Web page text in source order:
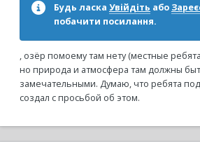
Будь ласка Увійдіть або
побачити посилання.
, озёр помоему там нету (местные
но природа и атмосфера там должны
замечательными. Думаю, что ребята
создал с просьбой об этом.